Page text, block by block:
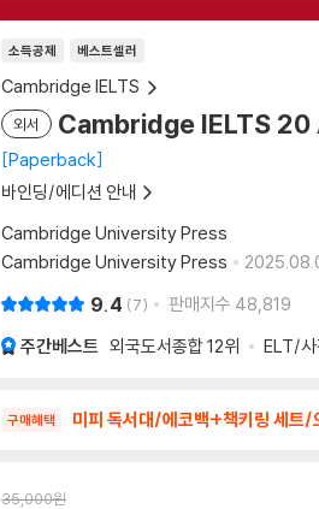
소득공제 베스트셀러
Cambridge IELTS
외서 Cambridge IELTS
Paperback
바인딩/에디션 안내
Cambridge University Press
Cambridge University Press
9.4 7 판매지수 48,819
주간베스트 외국도서종합 12위 ELT/사
구매혜택 미피 독서대/에코백+책키링 세트
35,000원